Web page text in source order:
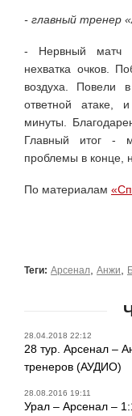
- главный тренер
- Нервный матч
нехватка очков.
воздуха. Повели
ответной атаке,
минуты.
Главный итог -
проблемы в конце,
По материалам
Теги: Арсенал Анжи
28.04.2018 22:12
28 тур. Арсенал –
тренеров (АУДИО)
28.08.2016 19:11
Урал – Арсенал –